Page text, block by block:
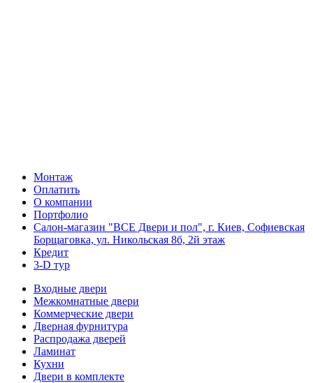
Монтаж
Оплатить
О компании
Портфолио
Салон-магазин "ВСЕ Двери и пол", г. Киев, Софиевская
Борщаговка, ул. Никольская 8б, 2й этаж
Кредит
3-D тур
Входные двери
Межкомнатные двери
Коммерческие двери
Дверная фурнитура
Распродажа дверей
Ламинат
Кухни
Двери в комплекте